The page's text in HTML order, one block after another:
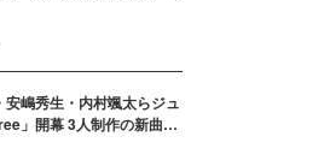
城舞と島村雄大の特別対
け！それぞれの視点か
ならではの魅力や予想外
もたらす奥深いストーリ
安嶋秀生・内村颯太らジュ
」開幕 3人制作の新曲＆